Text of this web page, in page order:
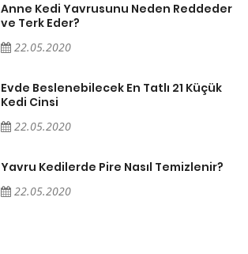
Anne Kedi Yavrusunu Neden Reddeder
ve Terk Eder?
22.05.2020
Evde Beslenebilecek En Tatlı 21 Küçük
Kedi Cinsi
22.05.2020
Yavru Kedilerde Pire Nasıl Temizlenir?
22.05.2020